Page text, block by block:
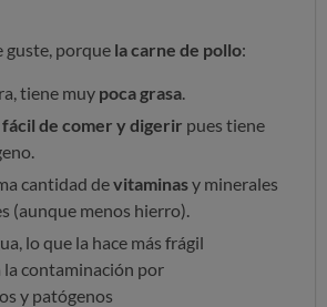
guste, porque la carne de pollo:
tiene muy poca grasa
fácil de comer y digerir pues tiene
cantidad devitaminasy minerales
(aunque menos hierro).
lo que la hace más frágil
contaminación por
y patógenos